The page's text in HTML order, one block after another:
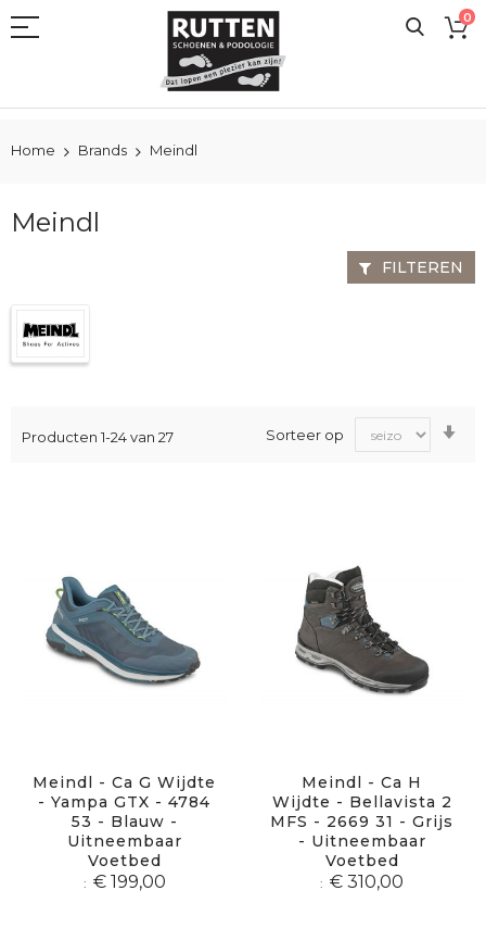
naar
0
Home Brands Meindl
Meindl
Producten 1-24van 27 Sorteer op
Meindl - Ca G Wijdte
- Yampa GTX - 4784
53 - Blauw -
Uitneembaar
Voetbed
€ 199,00
Meindl - Ca H
Wijdte - Bellavista 2
MFS - 2669 31 - Grijs
- Uitneembaar
Voetbed
€ 310,00
FILTEREN